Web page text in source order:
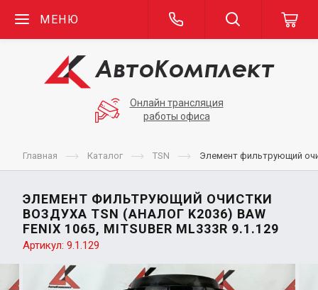
МЕНЮ
Онлайн трансляция
работы офиса
Главная Каталог TSN Элемент фильтрующий
ЭЛЕМЕНТ ФИЛЬТРУЮЩИЙ ОЧИСТКИ
ВОЗДУХА TSN (АНАЛОГ K2036) BAW
FENIX 1065, MITSUBER ML333R 9.1.129
Артикул: 9.1.129